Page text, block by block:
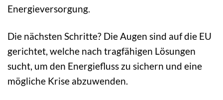
Energieversorgung.
Die nächsten Schritte? Die Augen sind auf die EU
gerichtet, welche nach tragfähigen Lösungen
sucht, um den Energiefluss zu sichern und eine
mögliche Krise abzuwenden.